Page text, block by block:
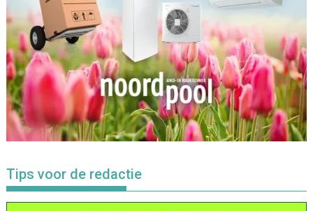
Tips voor de redactie